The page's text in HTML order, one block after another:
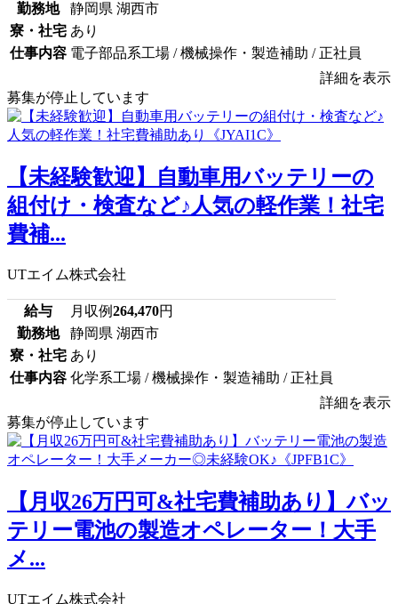
勤務地
静岡県 湖西市
寮・社宅 あり
仕事内容 電子部品系工場 / 機械操作・製造補助 / 正社員
詳細を表示
募集が停止しています
【未経験歓迎】自動車用バッテリーの
組付け・検査など♪人気の軽作業！社宅
費補...
UTエイム株式会社
給与 月収例264,470円
勤務地
静岡県 湖西市
寮・社宅 あり
仕事内容 化学系工場 / 機械操作・製造補助 / 正社員
詳細を表示
募集が停止しています
【月収26万円可&社宅費補助あり】バッ
テリー電池の製造オペレーター！大手
メ...
UTエイム株式会社